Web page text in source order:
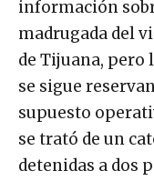
información
madrugada del
de Tijuana, pero
se sigue
supuesto
se trató de un
detenidas a dos